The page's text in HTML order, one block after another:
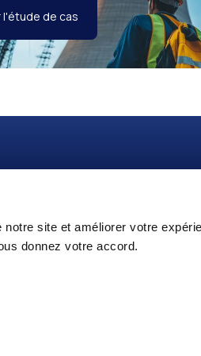
site et améliorer votre
donnez votre accord.
l'étude de cas
Génie Civil
Management de
Qualité et
Essais et mise en